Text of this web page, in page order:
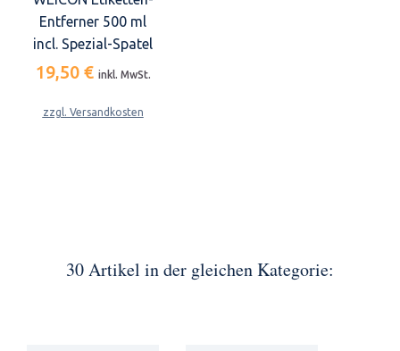
Entferner 500 ml
incl. Spezial-Spatel
19,50 € inkl. MwSt.
zzgl. Versandkosten
30 Artikel in der gleichen Kategorie: